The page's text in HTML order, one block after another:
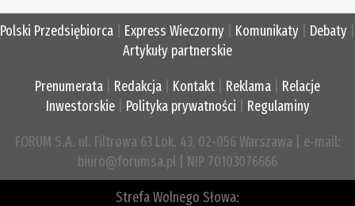
Polski Przedsiębiorca Express Wieczorny Komunikaty Debaty
Artykuły partnerskie
Prenumerata Redakcja Kontakt Reklama
Relacje
Inwestorskie| Polityka prywatności Regulaminy
FORUM S.A. ul. Filtrowa 63 Lok. 43, 02-056 Warszawa | e-mail:
biuro@forumsa.pl | NIP 70103076666
Strefa Wolnego Słowa: